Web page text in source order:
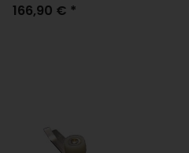
166,90 € *